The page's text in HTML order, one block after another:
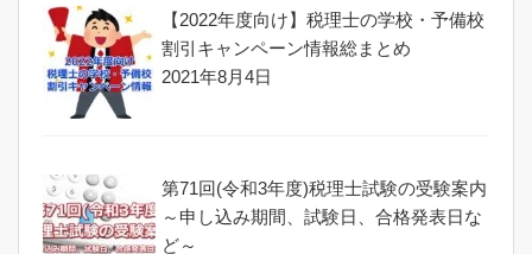
【2022年度向け】税理士の学校・予備校
割引キャンペーン情報総まとめ
2021年8月4日
第71回(令和3年度)税理士試験の受験案内
～申し込み期間、試験日、合格発表日な
ど～